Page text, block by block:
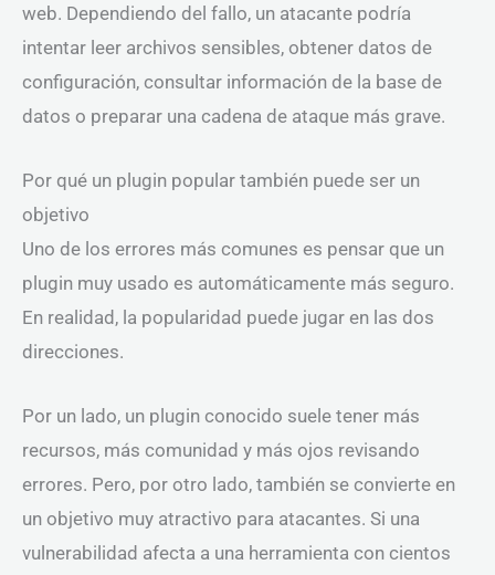
web. Dependiendo del fallo, un atacante podría
intentar leer archivos sensibles, obtener datos de
configuración, consultar información de la base de
datos o preparar una cadena de ataque más grave.
Por qué un plugin popular también puede ser un
objetivo
Uno de los errores más comunes es pensar que un
plugin muy usado es automáticamente más seguro.
En realidad, la popularidad puede jugar en las dos
direcciones.
Por un lado, un plugin conocido suele tener más
recursos, más comunidad y más ojos revisando
errores. Pero, por otro lado, también se convierte en
un objetivo muy atractivo para atacantes. Si una
vulnerabilidad afecta a una herramienta con cientos